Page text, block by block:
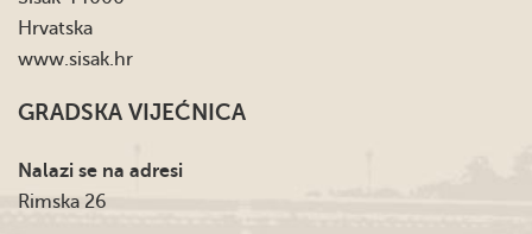
Hrvatska
www.sisak.hr
GRADSKA VIJEĆNICA
Nalazi se na adresi
Rimska 26